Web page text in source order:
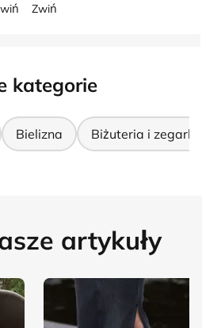
Zwiń
kategorie
Bielizna Biżuteria i zegarki
artykuły